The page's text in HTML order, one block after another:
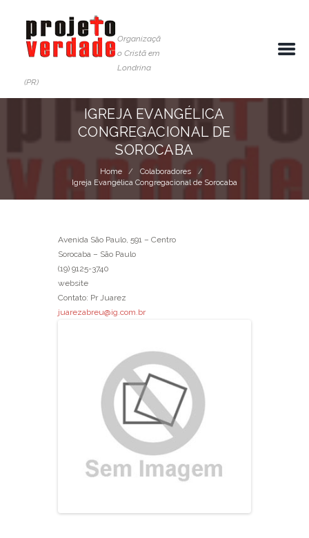
Organizaçã
o Cristã em
Londrina
(PR)
IGREJA EVANGÉLICA
CONGREGACIONAL DE
SOROCABA
Home
Colaboradores
Igreja Evangélica Congregacional de Sorocaba
Avenida São Paulo, 591 – Centro
Sorocaba – São Paulo
(19) 9125-3740
website
Contato: Pr Juarez
juarezabreu@ig.com.br